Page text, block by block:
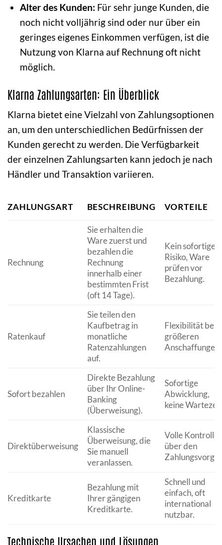
Alter des Kunden: Für sehr junge Kunden, die
noch nicht volljährig sind oder nur über ein
geringes eigenes Einkommen verfügen, ist die
Nutzung von Klarna auf Rechnung oft nicht
möglich.
Klarna Zahlungsarten: Ein Überblick
Klarna bietet eine Vielzahl von Zahlungsoptionen
an, um den unterschiedlichen Bedürfnissen der
Kunden gerecht zu werden. Die Verfügbarkeit
der einzelnen Zahlungsarten kann jedoch je nach
Händler und Transaktion variieren.
ZAHLUNGSART BESCHREIBUNG VORTEILE
Rechnung
Sie erhalten die
Ware zuerst und
bezahlen die
Rechnung
innerhalb einer
bestimmten Frist
(oft 14 Tage).
Kein sofortiges
Risiko, Ware
prüfen vor
Bezahlung.
Ratenkauf
Sie teilen den
Kaufbetrag in
monatliche
Ratenzahlungen
auf.
Flexibilität bei
größeren
Anschaffungen.
Sofort bezahlen
Direkte Bezahlung
über Ihr Online-
Banking
(Überweisung).
Sofortige
Abwicklung,
keine
Direktüberweisung
Klassische
Überweisung, die
Sie manuell
veranlassen.
Volle Kontrolle
über den
Kreditkarte
Bezahlung mit
Ihrer gängigen
Kreditkarte.
Schnell und
einfach, oft
international
nutzbar.
Technische Ursachen und Lösungen